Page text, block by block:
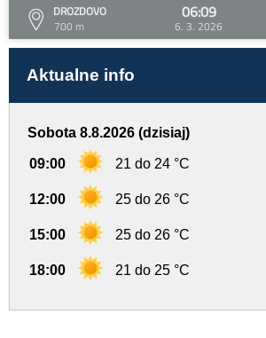
DROZDOVO
700 m
06:09
6. 3. 2026
Aktualne info
Sobota 8.8.2026 (dzisiaj)
09:00 21 do 24 °C
12:00 25 do 26 °C
15:00 25 do 26 °C
18:00 21 do 25 °C